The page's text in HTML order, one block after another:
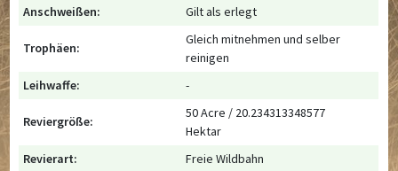
Anschweißen:
Gilt als erlegt
Trophäen:
Gleich mitnehmen und selber
reinigen
Leihwaffe:
-
Reviergröße:
50 Acre / 20.234313348577
Hektar
Revierart:
Freie Wildbahn